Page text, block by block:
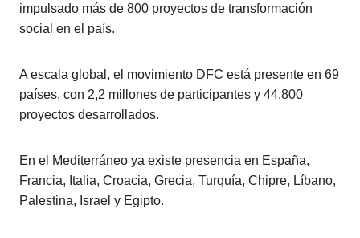
impulsado más de 800 proyectos de transformación
social en el país.
A escala global, el movimiento DFC está presente en 69
países, con 2,2 millones de participantes y 44.800
proyectos desarrollados.
En el Mediterráneo ya existe presencia en España,
Francia, Italia, Croacia, Grecia, Turquía, Chipre, Líbano,
Palestina, Israel y Egipto.